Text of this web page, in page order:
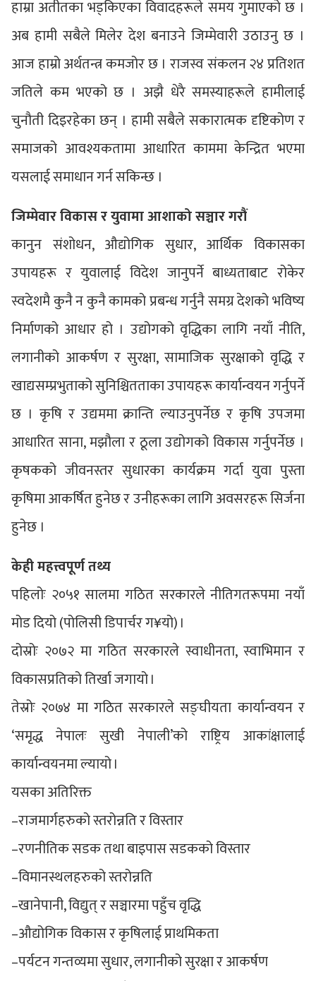
हाम्रा अतीतका भड्किएका विवादहरूले समय गुमाएको छ ।
अब हामी सबैले मिलेर देश बनाउने जिम्मेवारी उठाउनु छ ।
आज हाम्रो अर्थतन्त्र कमजोर छ । राजस्व संकलन २४ प्रतिशत
जतिले कम भएको छ । अझै धेरै समस्याहरूले हामीलाई
चुनौती दिइरहेका छन् । हामी सबैले सकारात्मक दृष्टिकोण र
समाजको आवश्यकतामा आधारित काममा केन्द्रित भएमा
यसलाई समाधान गर्न सकिन्छ ।
जिम्मेवार विकास र युवामा आशाको सञ्चार गरौं
कानुन संशोधन, औद्योगिक सुधार, आर्थिक विकासका
उपायहरू र युवालाई विदेश जानुपर्ने बाध्यताबाट रोकेर
स्वदेशमै कुनै न कुनै कामको प्रबन्ध गर्नुनै समग्र देशको भविष्य
निर्माणको आधार हो । उद्योगको वृद्धिका लागि नयाँ नीति,
लगानीको आकर्षण र सुरक्षा, सामाजिक सुरक्षाको वृद्धि र
खाद्यसम्प्रभुताको सुनिश्चितताका उपायहरू कार्यान्वयन गर्नुपर्ने
छ । कृषि र उद्यममा क्रान्ति ल्याउनुपर्नेछ र कृषि उपजमा
आधारित साना, मझौला र ठूला उद्योगको विकास गर्नुपर्नेछ ।
कृषकको जीवनस्तर सुधारका कार्यक्रम गर्दा युवा पुस्ता
कृषिमा आकर्षित हुनेछ र उनीहरूका लागि अवसरहरू सिर्जना
हुनेछ ।
केही महत्त्वपूर्ण तथ्य
पहिलोः २०५१ सालमा गठित सरकारले नीतिगतरूपमा नयाँ
मोड दियो (पोलिसी डिपार्चर ग¥यो) ।
दोस्रोः २०७२ मा गठित सरकारले स्वाधीनता, स्वाभिमान र
विकासप्रतिको तिर्खा जगायो ।
तेस्रोः २०७४ मा गठित सरकारले सङ्घीयता कार्यान्वयन र
‘समृद्ध नेपालः सुखी नेपाली’को राष्ट्रिय आकांक्षालाई
कार्यान्वयनमा ल्यायो ।
यसका अतिरिक्त
–राजमार्गहरुको स्तरोन्नति र विस्तार
–रणनीतिक सडक तथा बाइपास सडकको विस्तार
–विमानस्थलहरुको स्तरोन्नति
–खानेपानी, विद्युत् र सञ्चारमा पहुँच वृद्धि
–औद्योगिक विकास र कृषिलाई प्राथमिकता
–पर्यटन गन्तव्यमा सुधार, लगानीको सुरक्षा र आकर्षण